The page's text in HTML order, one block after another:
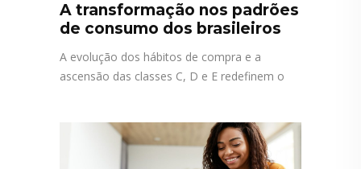
A transformação nos padrões
de consumo dos brasileiros
A evolução dos hábitos de compra e a
ascensão das classes C, D e E redefinem o